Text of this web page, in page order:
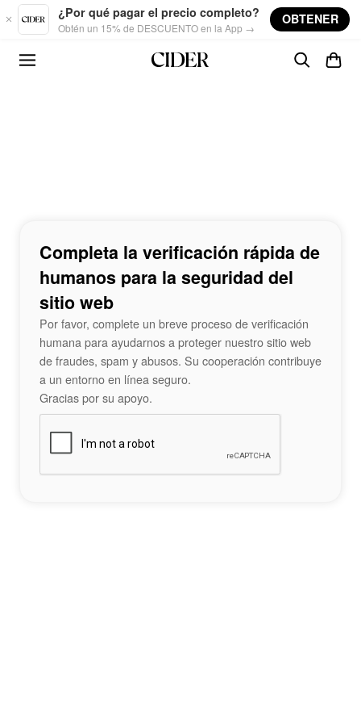
Skip to main content
¿Por qué pagar el precio completo?
Obtén un 15% de DESCUENTO en la App →
OBTENER
Completa la verificación rápida de
humanos para la seguridad del
sitio web
Por favor, complete un breve proceso de verificación
humana para ayudarnos a proteger nuestro sitio web
de fraudes, spam y abusos. Su cooperación contribuye
a un entorno en línea seguro.
Gracias por su apoyo.